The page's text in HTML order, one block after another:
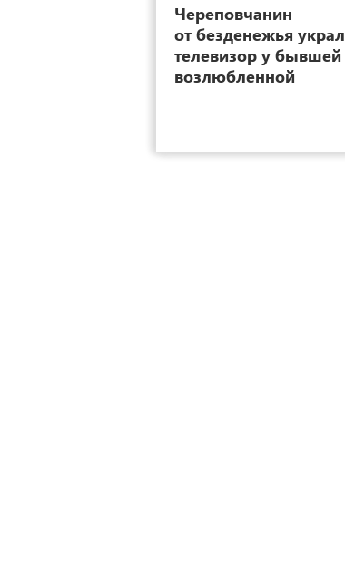
Череповчанин
от безденежья украл
телевизор у бывшей
возлюбленной